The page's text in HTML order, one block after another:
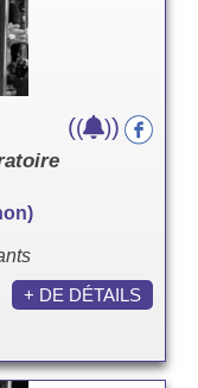
(( ))
+ DE DÉTAILS